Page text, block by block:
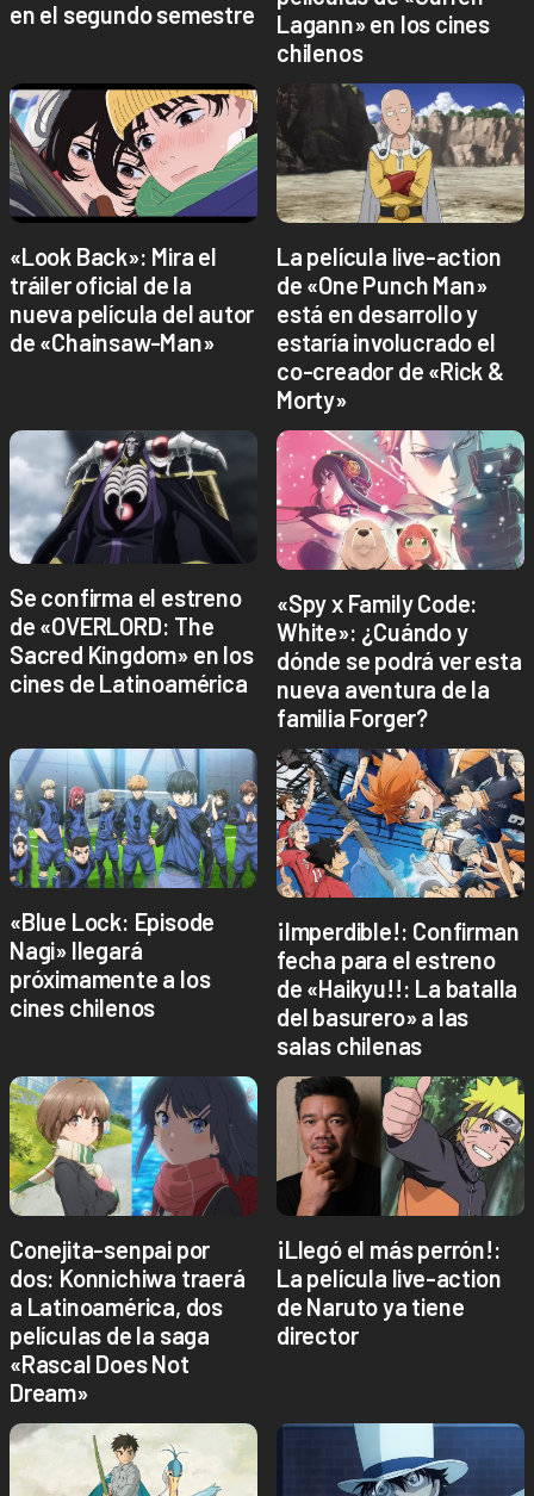
en el segundo semestre
Lagann» en los cines
chilenos
«Look Back»: Mira el
tráiler oficial de la
nueva película del autor
de «Chainsaw-Man»
La película live-action
de «One Punch Man»
está en desarrollo y
estaría involucrado el
co-creador de «Rick &
Morty»
Se confirma el estreno
de «OVERLORD: The
Sacred Kingdom» en los
cines de Latinoamérica
«Spy x Family Code:
White»: ¿Cuándo y
dónde se podrá ver esta
nueva aventura de la
familia Forger?
«Blue Lock: Episode
Nagi» llegará
próximamente a los
cines chilenos
¡Imperdible!: Confirman
fecha para el estreno
de «Haikyu!!: La batalla
del basurero» a las
salas chilenas
Conejita-senpai por
dos: Konnichiwa traerá
a Latinoamérica, dos
películas de la saga
«Rascal Does Not
Dream»
¡Llegó el más perrón!:
La película live-action
de Naruto ya tiene
director